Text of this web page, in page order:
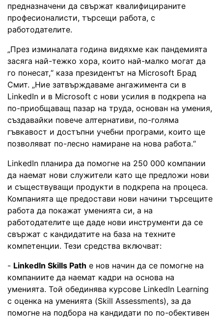
предназначени да свържат квалифицираните
професионалисти, търсещи работа, с
работодателите.
„През изминалата година видяхме как пандемията
засяга най-тежко хора, които най-малко могат да
го понесат,“ каза президентът на Microsoft Брад
Смит. „Ние затвърждаваме ангажимента си в
LinkedIn и в Microsoft с нови усилия в подкрепа на
по-приобщаващ пазар на труда, основан на умения,
създавайки повече алтернативи, по-голяма
гъвкавост и достъпни учебни програми, които ще
позволяват по-лесно намиране на нова работа.“
LinkedIn планира да помогне на 250 000 компании
да наемат нови служители като ще предложи нови
и съществуващи продукти в подкрепа на процеса.
Компанията ще предостави нови начини търсещите
работа да покажат уменията си, а на
работодателите ще даде нови инструменти да се
свържат с кандидатите на база на техните
компетенции. Тези средства включват:
- LinkedIn Skills Path e нов начин да се помогне на
компаниите да наемат кадри на основа на
уменията. Той обединява курсове LinkedIn Learning
с оценка на уменията (Skill Assessments), за да
помогне на подбора на кандидати по по-обективен